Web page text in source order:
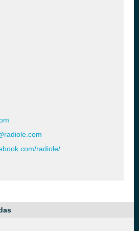
radiole/